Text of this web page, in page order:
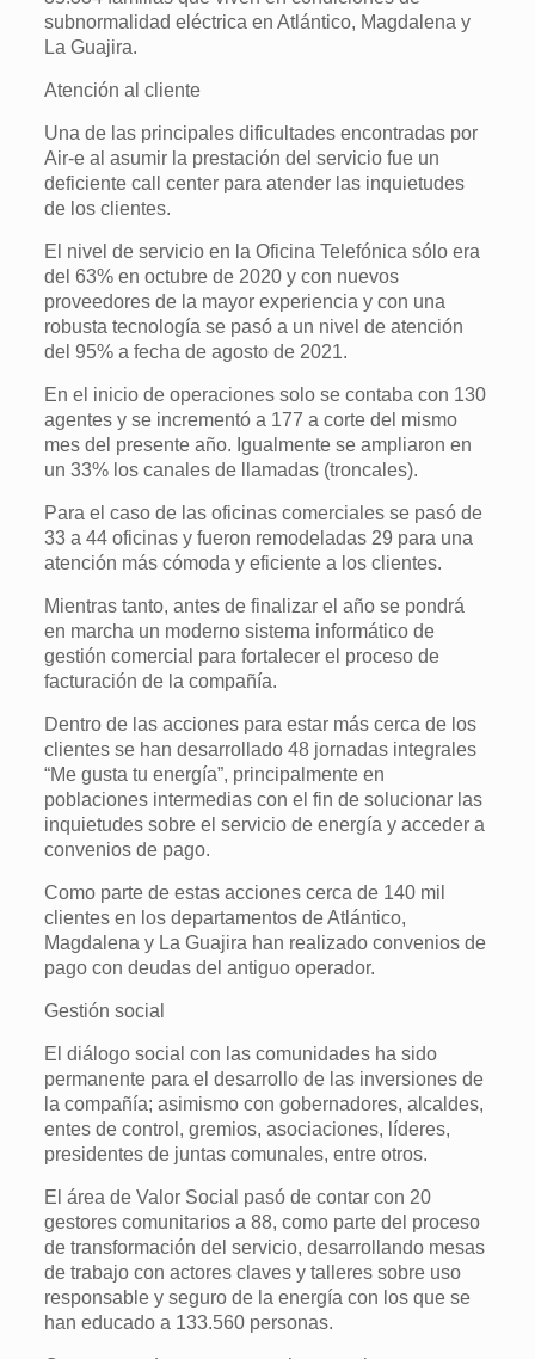
subnormalidad eléctrica en Atlántico, Magdalena y
La Guajira.
Atención al cliente
Una de las principales dificultades encontradas por
Air-e al asumir la prestación del servicio fue un
deficiente call center para atender las inquietudes
de los clientes.
El nivel de servicio en la Oficina Telefónica sólo era
del 63% en octubre de 2020 y con nuevos
proveedores de la mayor experiencia y con una
robusta tecnología se pasó a un nivel de atención
del 95% a fecha de agosto de 2021.
En el inicio de operaciones solo se contaba con 130
agentes y se incrementó a 177 a corte del mismo
mes del presente año. Igualmente se ampliaron en
un 33% los canales de llamadas (troncales).
Para el caso de las oficinas comerciales se pasó de
33 a 44 oficinas y fueron remodeladas 29 para una
atención más cómoda y eficiente a los clientes.
Mientras tanto, antes de finalizar el año se pondrá
en marcha un moderno sistema informático de
gestión comercial para fortalecer el proceso de
facturación de la compañía.
Dentro de las acciones para estar más cerca de los
clientes se han desarrollado 48 jornadas integrales
“Me gusta tu energía”, principalmente en
poblaciones intermedias con el fin de solucionar las
inquietudes sobre el servicio de energía y acceder a
convenios de pago.
Como parte de estas acciones cerca de 140 mil
clientes en los departamentos de Atlántico,
Magdalena y La Guajira han realizado convenios de
pago con deudas del antiguo operador.
Gestión social
El diálogo social con las comunidades ha sido
permanente para el desarrollo de las inversiones de
la compañía; asimismo con gobernadores, alcaldes,
entes de control, gremios, asociaciones, líderes,
presidentes de juntas comunales, entre otros.
El área de Valor Social pasó de contar con 20
gestores comunitarios a 88, como parte del proceso
de transformación del servicio, desarrollando mesas
de trabajo con actores claves y talleres sobre uso
responsable y seguro de la energía con los que se
han educado a 133.560 personas.